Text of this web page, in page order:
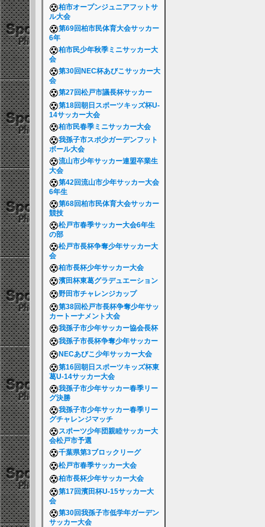
柏市オープンジュニアフットサ
ル大会
第69回柏市民体育大会サッカー
6年
柏市民少年秋季ミニサッカー大
会
第30回NEC杯あびこサッカー大
会
第27回松戸市議長杯サッカー
第18回朝日スポーツキッズ杯U-
14サッカー大会
柏市民春季ミニサッカー大会
我孫子市スポ少ガーデンフット
ボール大会
流山市少年サッカー連盟卒業生
大会
第42回流山市少年サッカー大会
6年生
第68回柏市民体育大会サッカー
競技
松戸市春季サッカー大会6年生
の部
松戸市長杯争奪少年サッカー大
会
柏市長杯少年サッカー大会
濱田杯東葛グラデュエーション
野田市チャレンジカップ
第38回松戸市長杯争奪少年サッ
カートーナメント大会
我孫子市少年サッカー協会長杯
我孫子市長杯争奪少年サッカー
NECあびこ少年サッカー大会
第16回朝日スポーツキッズ杯東
葛U-14サッカー大会
我孫子市少年サッカー春季リー
グ決勝
我孫子市少年サッカー春季リー
グチャレンジマッチ
スポーツ少年団親睦サッカー大
会松戸市予選
千葉県第3ブロックリーグ
松戸市春季サッカー大会
柏市長杯少年サッカー大会
第17回濱田杯U-15サッカー大
会
第30回我孫子市低学年ガーデン
サッカー大会